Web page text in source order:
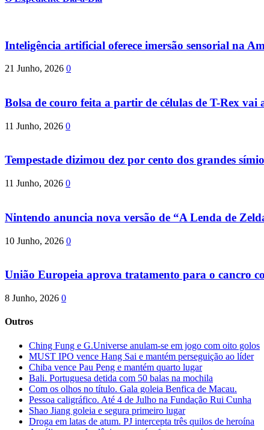
Inteligência artificial oferece imersão sensorial na
21 Junho, 2026 0
Bolsa de couro feita a partir de células de T-Rex vai
11 Junho, 2026 0
Tempestade dizimou dez por cento dos grandes
11 Junho, 2026 0
Nintendo anuncia nova versão de “A Lenda de
10 Junho, 2026 0
União Europeia aprova tratamento para o cancro
8 Junho, 2026 0
Outros
Ching Fung e G.Universe anulam-se em jogo com oito golos
MUST IPO vence Hang Sai e mantém perseguição ao líder
Chiba vence Pau Peng e mantém quarto lugar
Bali. Portuguesa detida com 50 balas na mochila
Com os olhos no título. Gala goleia Benfica de Macau.
Pessoa caligráfico. Até 4 de Julho na Fundação Rui Cunha
Shao Jiang goleia e segura primeiro lugar
Droga em latas de atum. PJ intercepta três quilos de heroína